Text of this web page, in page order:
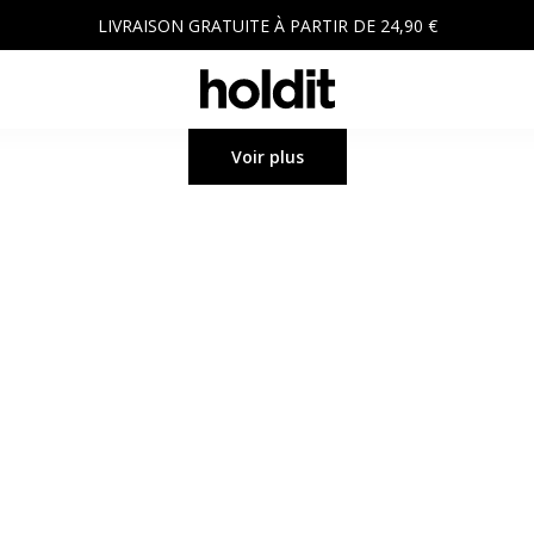
LIVRAISON GRATUITE À PARTIR DE 24,90 €
Voir plus